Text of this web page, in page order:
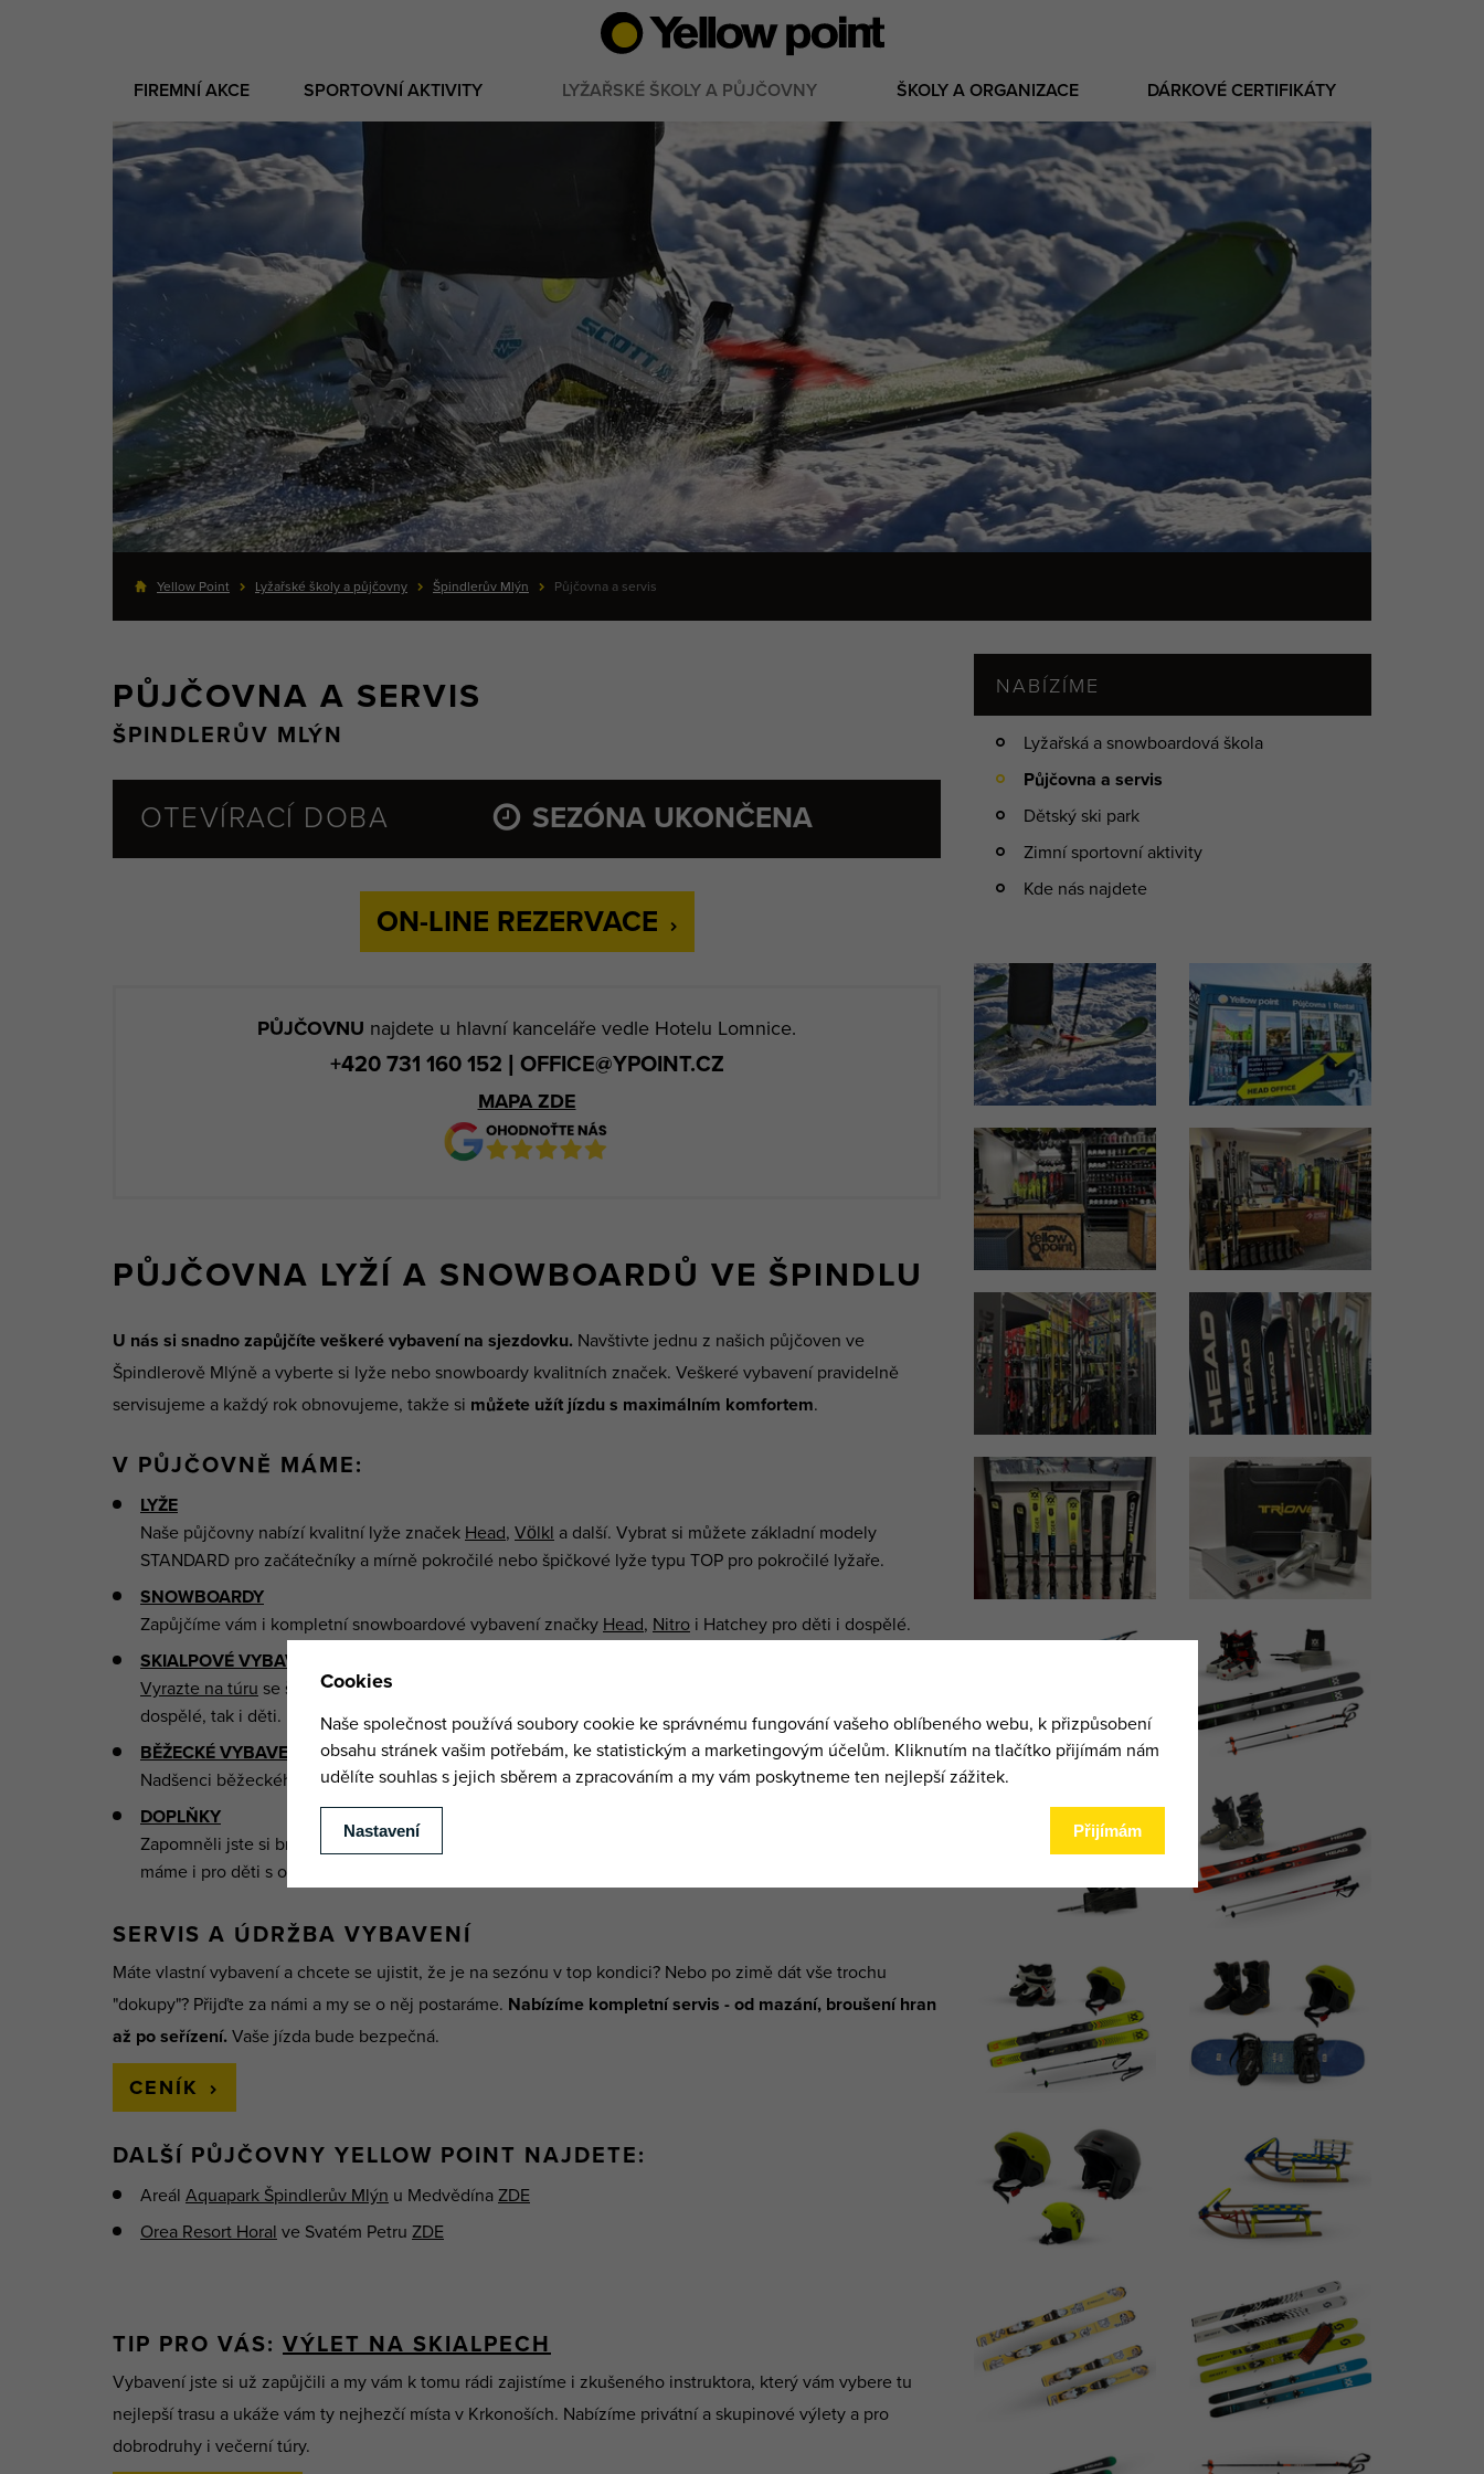
FIREMNÍ AKCE SPORTOVNÍ AKTIVITY LYŽAŘSKÉ ŠKOLY A PŮJČOVNY ŠKOLY A ORGANIZACE DÁRKOVÉ CERTIFIKÁTY
Yellow Point Lyžařské školy a půjčovny Špindlerův Mlýn Půjčovna a servis
PŮJČOVNA A SERVIS
ŠPINDLERŮV MLÝN
OTEVÍRACÍ DOBA SEZÓNA UKONČENA
ON-LINE REZERVACE
PŮJČOVNU najdete u hlavní kanceláře vedle Hotelu Lomnice.
+420 731 160 152 | OFFICE@YPOINT.CZ
MAPA ZDE
PŮJČOVNA LYŽÍ A SNOWBOARDŮ VE ŠPINDLU
U nás si snadno zapůjčíte veškeré vybavení na sjezdovku. Navštivte jednu z našich půjčoven ve
Špindlerově Mlýně a vyberte si lyže nebo snowboardy kvalitních značek. Veškeré vybavení pravidelně
servisujeme a každý rok obnovujeme, takže si můžete užít jízdu s maximálním komfortem.
V PŮJČOVNĚ MÁME:
LYŽE
Naše půjčovny nabízí kvalitní lyže značek Head, Völkl a další. Vybrat si můžete základní modely
STANDARD pro začátečníky a mírně pokročilé nebo špičkové lyže typu TOP pro pokročilé lyžaře.
SNOWBOARDY
Zapůjčíme vám i kompletní snowboardové vybavení značky Head, Nitro i Hatchey pro děti i dospělé.
SKIALPOVÉ VYBAVENÍ
Vyrazte na túru se špičkovým vybavením značek
dospělé, tak i děti. Pro "snowboarďáky" máme připravené splitboardy.
BĚŽECKÉ VYBAVENÍ
Nadšenci běžeckého lyžování ocení sety od značekSalomonaSporten .
DOPLŇKY
Zapomněli jste si brýle nebo helmu? Půjčíme. A pokud si chcete zpestřit výlet, půjčíme vám sáňky -
máme i pro děti s ohrádkou.
SERVIS A ÚDRŽBA VYBAVENÍ
Máte vlastní vybavení a chcete se ujistit, že je na sezónu v top kondici? Nebo po zimě dát vše trochu
"dokupy"? Přijďte za námi a my se o něj postaráme. Nabízíme kompletní servis - od mazání, broušení hran
až po seřízení. Vaše jízda bude bezpečná.
CENÍK
DALŠÍ PŮJČOVNY YELLOW POINT NAJDETE:
Areál Aquapark Špindlerův Mlýn u Medvědína ZDE
Orea Resort Horal ve Svatém Petru ZDE
TIP PRO VÁS: VÝLET NA SKIALPECH
Vybavení jste si už zapůjčili a my vám k tomu rádi zajistíme i zkušeného instruktora, který vám vybere tu
nejlepší trasu a ukáže vám ty nejhezčí místa v Krkonoších. Nabízíme privátní a skupinové výlety a pro
dobrodruhy i večerní túry.
NABÍZÍME
Lyžařská a snowboardová škola
Půjčovna a servis
Dětský ski park
Zimní sportovní aktivity
Kde nás najdete